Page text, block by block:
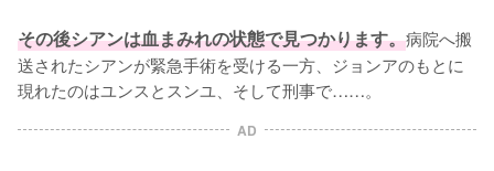
その後シアンは血まみれの状態で見つかります。病院へ搬
送されたシアンが緊急手術を受ける一方、ジョンアのもとに
現れたのはユンスとスンユ、そして刑事で……。
AD